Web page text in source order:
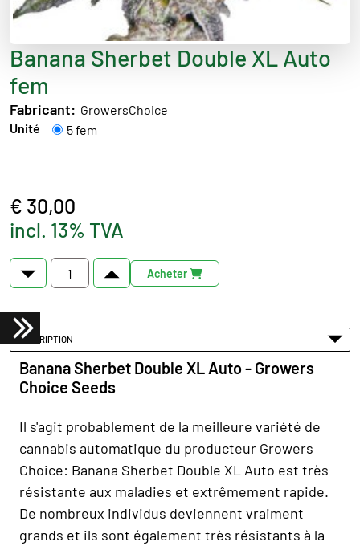
Banana Sherbet Double XL Auto
fem
Fabricant: GrowersChoice
Unité
5 fem
€ 30,00
incl. 13% TVA
Acheter
DESCRIPTION
Banana Sherbet Double XL Auto - Growers
Choice Seeds
Il s'agit probablement de la meilleure variété de
cannabis automatique du producteur Growers
Choice: Banana Sherbet Double XL Auto est très
résistante aux maladies et extrêmement rapide.
De nombreux individus deviennent vraiment
grands et ils sont également très résistants à la